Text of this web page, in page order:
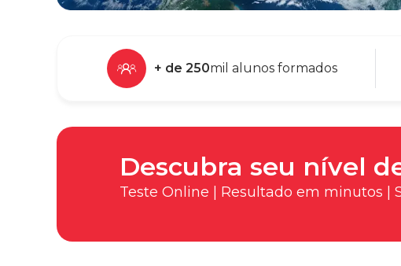
+ de 250mil alunos formados
Descubra seu nível
Teste Online | Resultado em minutos |